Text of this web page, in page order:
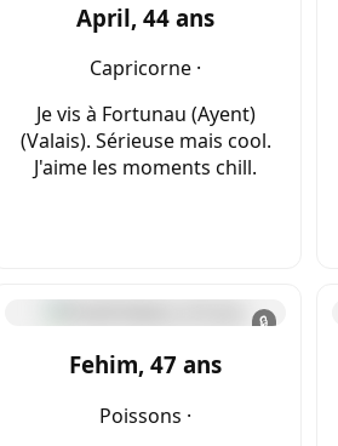
April, 44 ans
Capricorne ·
Je vis à Fortunau (Ayent)
(Valais). Sérieuse mais cool.
J'aime les moments chill.
🔒
Fehim, 47 ans
Poissons ·